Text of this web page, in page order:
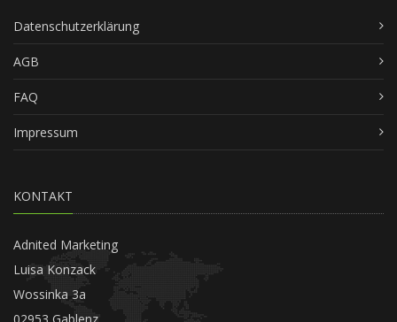
Datenschutzerklärung
AGB
FAQ
Impressum
KONTAKT
Adnited Marketing
Luisa Konzack
Wossinka 3a